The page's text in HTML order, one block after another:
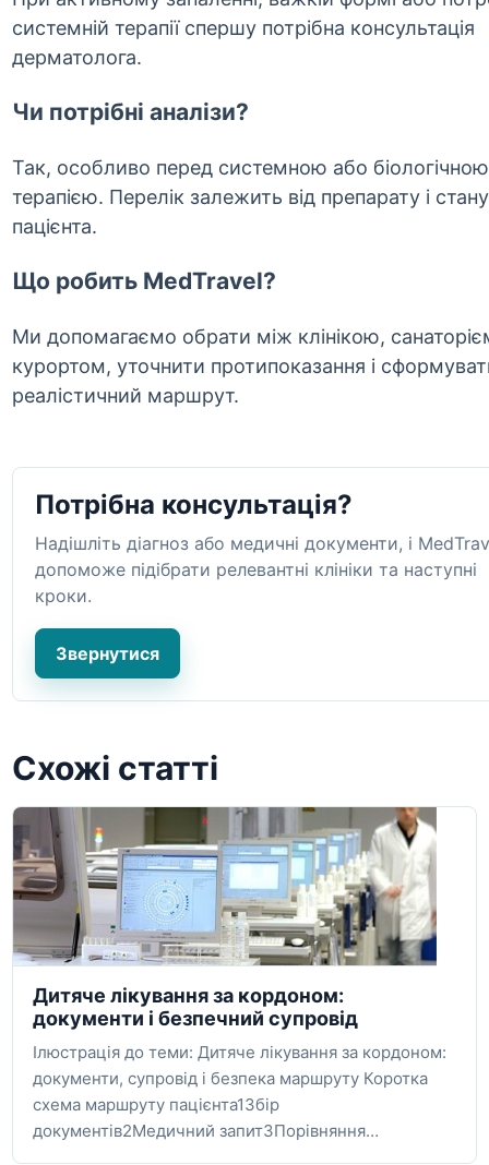
системній терапії спершу потрібна консультація
дерматолога.
Чи потрібні аналізи?
Так, особливо перед системною або біологічною
терапією. Перелік залежить від препарату і стану
пацієнта.
Що робить MedTravel?
Ми допомагаємо обрати між клінікою,
курортом, уточнити протипоказання і
реалістичний маршрут.
Потрібна консультація?
Надішліть діагноз або медичні документи, і
допоможе підібрати релевантні клініки та наступні
кроки.
Звернутися
Схожі статті
Дитяче лікування за кордоном:
документи і безпечний супровід
Ілюстрація до теми: Дитяче лікування за кордоном:
документи, супровід і безпека маршруту Коротка
схема маршруту пацієнта1Збір
документів2Медичний запит3Порівняння…